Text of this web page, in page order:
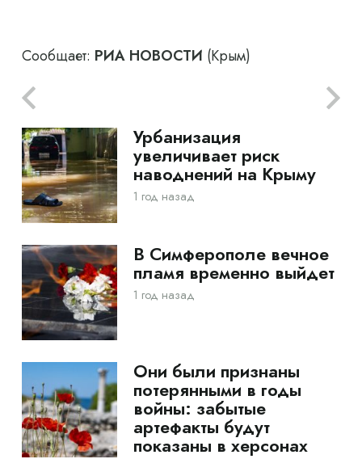
Сообщает: РИА НОВОСТИ (Крым)
Урбанизация
увеличивает риск
наводнений на Крыму
1 год назад
В Симферополе вечное
пламя временно выйдет
1 год назад
Они были признаны
потерянными в годы
войны: забытые
артефакты будут
показаны в херсонах